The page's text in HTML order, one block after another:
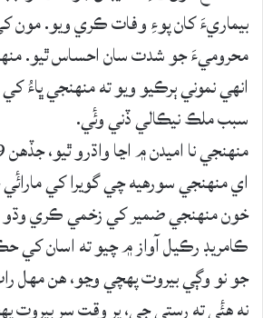
بيماريءَ کان پوءِ وفات ڪري ويو.
محروميءَ جو شدت سان احساس ٿيو.
انھي نموني ٻرڪيو ويو ته منھنجي ڀاءُ
سبب ملڪ نيڪالي ڏني وئٔي.
اي منھنجي سورهيه چي گويرا کي
خون منھنجي ضمير کي زخمي ڪري
ڪامريڊ رڪيل آواز ۾ چيو ته اسان کي
جو نو وڳي بيروت پھچي وڃو، ھن مھل
نه ھئٔي ته رستي جي، پر وقت سر بيروت